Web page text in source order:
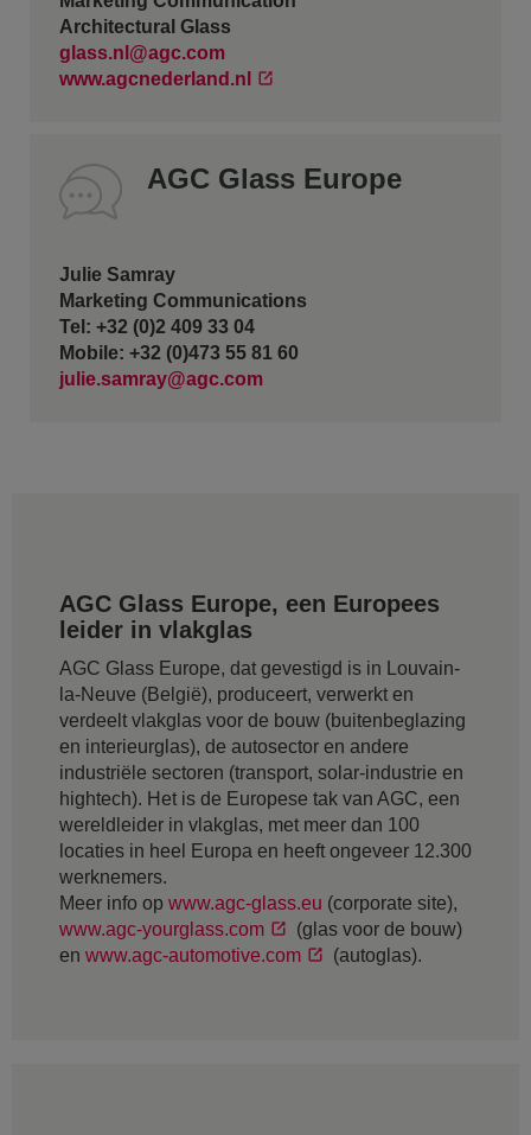
Architectural Glass
glass.nl@agc.com
www.agcnederland.nl
AGC Glass Europe
Julie Samray
Marketing Communications
Tel: +32 (0)2 409 33 04
Mobile: +32 (0)473 55 81 60
julie.samray@agc.com
AGC Glass Europe, een Europees
leider in vlakglas
AGC Glass Europe, dat gevestigd is in Louvain-
la-Neuve (België), produceert, verwerkt en
verdeelt vlakglas voor de bouw (buitenbeglazing
en interieurglas), de autosector en andere
industriële sectoren (transport, solar-industrie en
hightech). Het is de Europese tak van AGC, een
wereldleider in vlakglas, met meer dan 100
locaties in heel Europa en heeft ongeveer 12.300
werknemers.
Meer info op www.agc-glass.eu (corporate site),
www.agc-yourglass.com
(glas voor de bouw)
en www.agc-automotive.com (autoglas).